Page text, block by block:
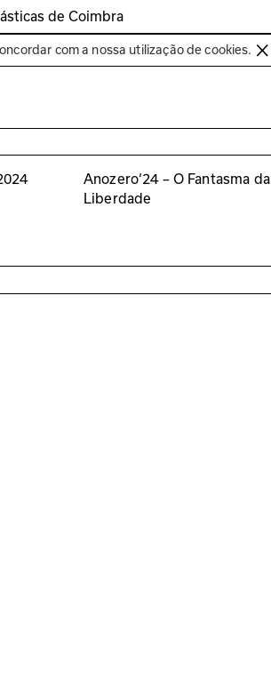
de Coimbra
Bienal de Coimbra
com a nossa utilização de cookies.
Anozero‘24 – O Fantasma da
Liberdade